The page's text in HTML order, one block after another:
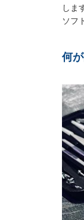
しま
ソフ
何